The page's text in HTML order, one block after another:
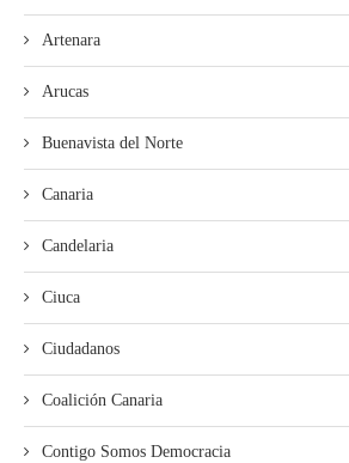
Artenara
Arucas
Buenavista del Norte
Canaria
Candelaria
Ciuca
Ciudadanos
Coalición Canaria
Contigo Somos Democracia